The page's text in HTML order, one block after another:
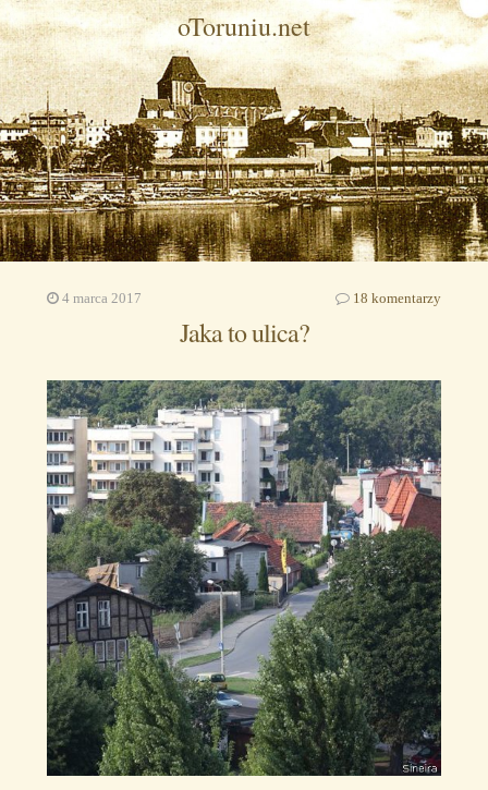
oToruniu.net
4 marca 2017 18 komentarzy
Jaka to ulica?